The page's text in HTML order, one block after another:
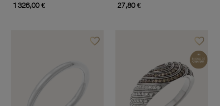
1 326,00 € 27,80 €
favorite_borderAjouter à vos favoris favorite_borderAjouter